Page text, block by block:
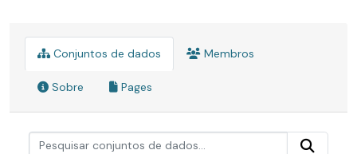
Conjuntos de dados Membros
Sobre Pages